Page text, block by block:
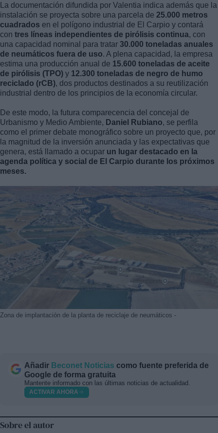
La documentación difundida por Valentia indica además que la
instalación se proyecta sobre una parcela de 25.000 metros
cuadrados en el polígono industrial de El Carpio y contará
con tres líneas independientes de pirólisis continua, con
una capacidad nominal para tratar 30.000 toneladas anuales
de neumáticos fuera de uso. A plena capacidad, la empresa
estima una producción anual de 15.600 toneladas de aceite
de pirólisis (TPO) y 12.300 toneladas de negro de humo
reciclado (rCB), dos productos destinados a su reutilización
industrial dentro de los principios de la economía circular.
De este modo, la futura comparecencia del concejal de
Urbanismo y Medio Ambiente, Daniel Rubiano, se perfila
como el primer debate monográfico sobre un proyecto que, por
la magnitud de la inversión anunciada y las expectativas que
genera, está llamado a ocupar un lugar destacado en la
agenda política y social de El Carpio durante los próximos
meses.
Zona de implantación de la planta de reciclaje de neumáticos -
Añadir Beconet Noticias como fuente preferida de
Google de forma gratuita
Mantente informado con las últimas noticias de actualidad.
ACTIVAR AHORA
Sobre el autor